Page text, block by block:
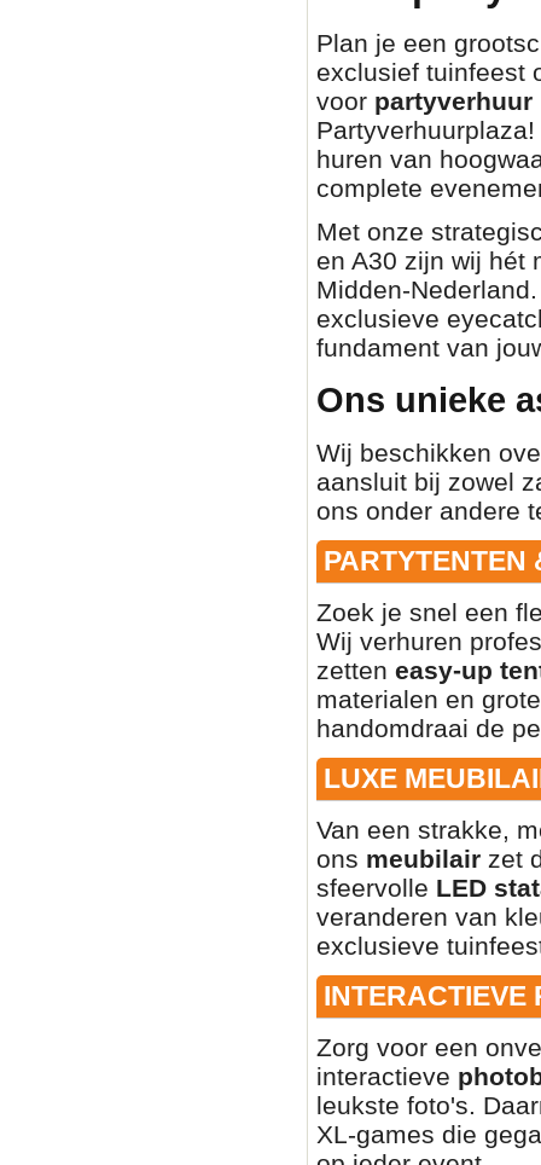
Plan je een
exclusief tuinfeest
voor partyverhuur
huren van
complete
Met onze
en A30 zijn wij hét
Midden-
exclusieve
fundament van
Ons unieke
Wij beschikken
aansluit bij zowel
ons onder andere
PARTYTENTEN
Zoek je snel een
Wij verhuren
zetten easy-up
materialen en
handomdraai de
LUXE
Van een strakke,
ons meubilair zet
sfeervolle LED
veranderen van
exclusieve
INTERACTIEVE
Zorg voor een
interactieve
leukste foto's.
XL-games die